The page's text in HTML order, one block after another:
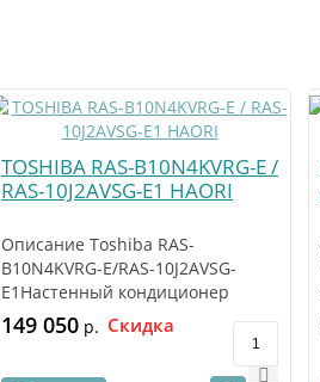
TOSHIBA RAS-B10N4KVRG-E /
RAS-10J2AVSG-E1 HAORI
Описание Toshiba RAS-
B10N4KVRG-E/RAS-10J2AVSG-
E1Настенный кондиционер
Toshiba (Тошиба) RAS-
B10N4KVRG..
149 050 р. Скидка